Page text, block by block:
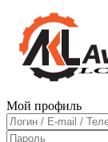
Мой профиль